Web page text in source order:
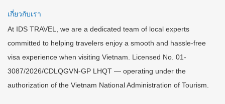
เกี่ยวกับเรา
At IDS TRAVEL, we are a dedicated team of local experts
committed to helping travelers enjoy a smooth and hassle-free
visa experience when visiting Vietnam. Licensed No. 01-
3087/2026/CDLQGVN-GP LHQT — operating under the
authorization of the Vietnam National Administration of Tourism.